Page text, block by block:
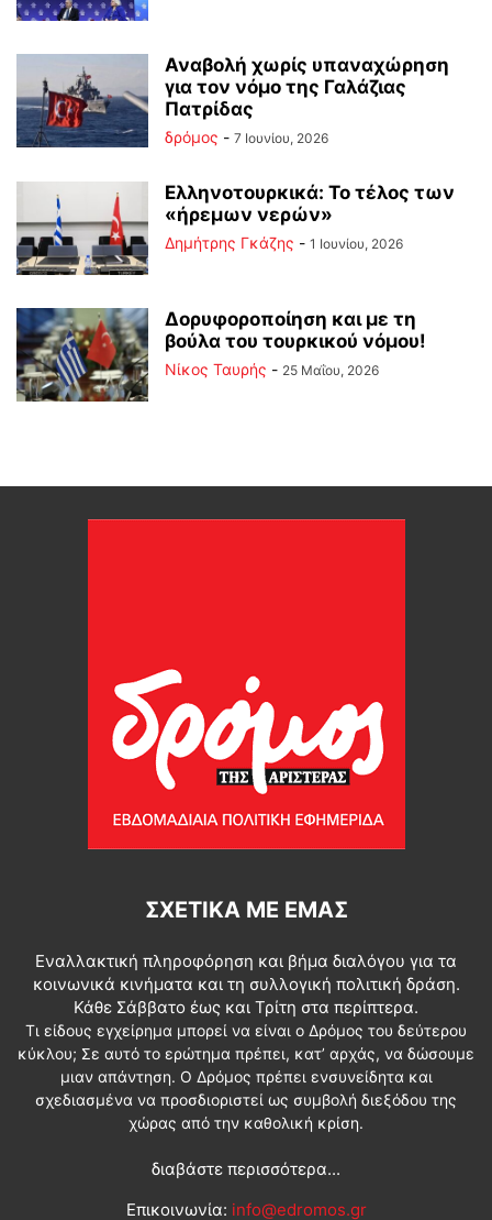
Αναβολή χωρίς υπαναχώρηση
για τον νόμο της Γαλάζιας
Πατρίδας
δρόμος - 7 Ιουνίου, 2026
Ελληνοτουρκικά: Το τέλος των
«ήρεμων νερών»
Δημήτρης Γκάζης - 1 Ιουνίου, 2026
Δορυφοροποίηση και με τη
βούλα του τουρκικού νόμου!
Νίκος Ταυρής - 25 Μαΐου, 2026
ΣΧΕΤΙΚΆ ΜΕ ΕΜΆΣ
Εναλλακτική πληροφόρηση και βήμα διαλόγου για τα
κοινωνικά κινήματα και τη συλλογική πολιτική δράση.
Κάθε Σάββατο έως και Τρίτη στα περίπτερα.
Τι είδους εγχείρημα μπορεί να είναι ο Δρόμος του δεύτερου
κύκλου; Σε αυτό το ερώτημα πρέπει, κατ’ αρχάς, να δώσουμε
μιαν απάντηση. Ο Δρόμος πρέπει ενσυνείδητα και
σχεδιασμένα να προσδιοριστεί ως συμβολή διεξόδου της
χώρας από την καθολική κρίση.
διαβάστε περισσότερα...
Επικοινωνία: info@edromos.gr